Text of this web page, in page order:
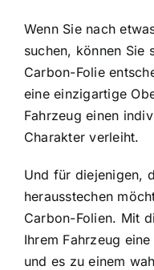
Wenn Sie nach
suchen, können Sie
Carbon-Folie
eine einzigartige
Fahrzeug einen
Charakter verleiht.
Und für diejenigen,
herausstechen
Carbon-Folien. Mit
Ihrem Fahrzeug
und es zu einem